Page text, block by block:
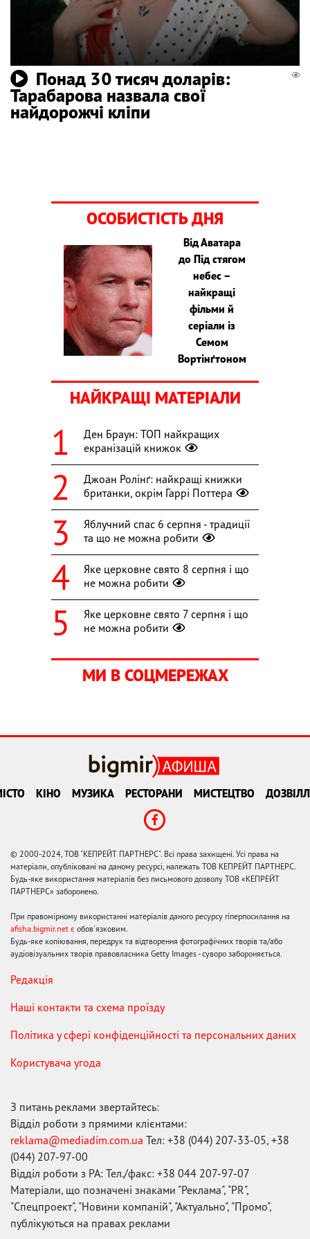
Понад 30 тисяч доларів:
Тарабарова назвала свої
найдорожчі кліпи
ОСОБИСТІСТЬ ДНЯ
Від Аватара
до Під стягом
небес –
найкращі
фільми й
серіали із
Семом
Вортінґтоном
НАЙКРАЩІ МАТЕРІАЛИ
Ден Браун: ТОП найкращих
екранізацій книжок
Джоан Ролінґ: найкращі книжки
британки, окрім Гаррі Поттера
Яблучний спас 6 серпня - традиції
та що не можна робити
Яке церковне свято 8 серпня і що
не можна робити
Яке церковне свято 7 серпня і що
не можна робити
МИ В СОЦМЕРЕЖАХ
КІНО МУЗИКА РЕСТОРАНИ МИСТЕЦТВО
© 2000-2024, ТОВ "КЕПРЕЙТ ПАРТНЕРС". Всі права захищені. Усі права на
матеріали, опубліковані на даному ресурсі, належать ТОВ КЕПРЕЙТ ПАРТНЕРС.
Будь-яке використання матеріалів без письмового дозволу ТОВ «КЕПРЕЙТ
ПАРТНЕРС» заборонено.
При правомірному використанні матеріалів даного ресурсу гіперпосилання на
afisha.bigmir.net є обов'язковим.
Будь-яке копіювання, передрук та відтворення фотографічних творів та/або
аудіовізуальних творів правовласника Getty Images - суворо забороняється.
Редакція
Наші контакти та схема проїзду
Політика у сфері конфіденційності та персональних даних
Користувача угода
З питань реклами звертайтесь:
Відділ роботи з прямими клієнтами:
reklama@mediadim.com.ua Тел: +38 (044) 207-33-05, +38
(044) 207-97-00
Відділ роботи з РА: Тел./факс: +38 044 207-97-07
Матеріали, що позначені знаками "Реклама", "PR",
"Спецпроект", "Новини компаній", "Актуально", "Промо",
публікуються на правах реклами